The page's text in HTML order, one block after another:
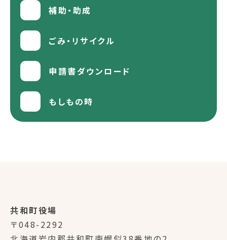
補助・助成
ごみ・リサイクル
申請書ダウンロード
もしもの時
共和町役場
〒048-2292